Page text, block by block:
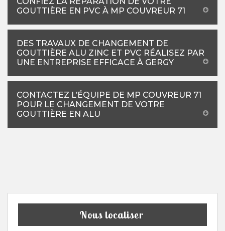
GOUTTIÈRE EN PVC À MP COUVREUR 71
DES TRAVAUX DE CHANGEMENT DE
GOUTTIÈRE ALU ZINC ET PVC RÉALISEZ PAR
UNE ENTREPRISE EFFICACE À GERGY
CONTACTEZ L’ÉQUIPE DE MP COUVREUR 71
POUR LE CHANGEMENT DE VOTRE
GOUTTIÈRE EN ALU
Nous localiser